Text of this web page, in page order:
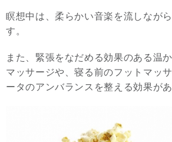
瞑想中は、柔らかい音楽を流しなが
す。
また、緊張をなだめる効果のある温
マッサージや、寝る前のフットマッ
ータのアンバランスを整える効果があ